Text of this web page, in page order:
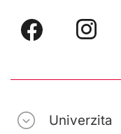
Univerzita